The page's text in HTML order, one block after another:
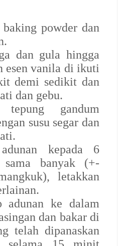
powder dan
dan gula hingga
esen vanila di ikuti
demi sedikit dan
dan gebu.
gandum
susu segar dan
kepada 6
sama banyak (+-
letakkan
adunan ke dalam
dan bakar di
telah dipanaskan